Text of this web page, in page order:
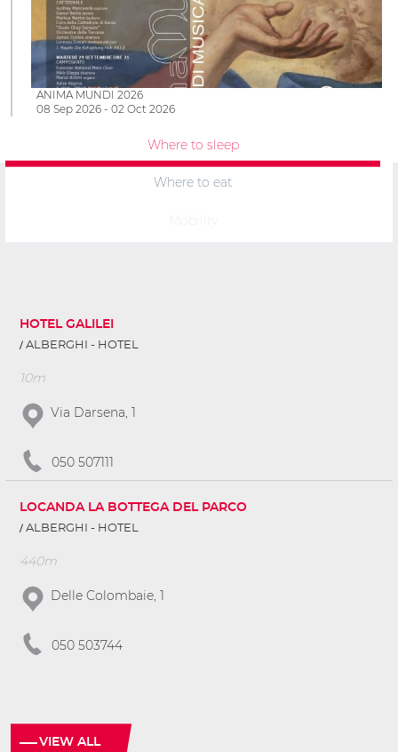
ANIMA MUNDI 2026
08 Sep 2026 - 02 Oct 2026
Where to sleep
Where to eat
HOTEL GALILEI
ALBERGHI - HOTEL
10m
Via Darsena, 1
050 507111
LOCANDA LA BOTTEGA DEL PARCO
ALBERGHI - HOTEL
440m
Delle Colombaie, 1
050 503744
VIEW ALL